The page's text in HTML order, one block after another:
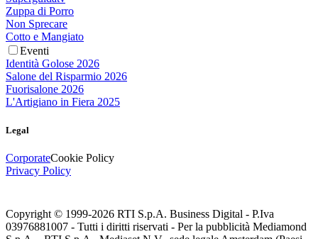
Zuppa di Porro
Non Sprecare
Cotto e Mangiato
Eventi
Identità Golose 2026
Salone del Risparmio 2026
Fuorisalone 2026
L'Artigiano in Fiera 2025
Legal
CorporateCookie Policy
Privacy Policy
Copyright © 1999-2026 RTI S.p.A. Business Digital - P.Iva
03976881007 - Tutti i diritti riservati - Per la pubblicità Mediamond